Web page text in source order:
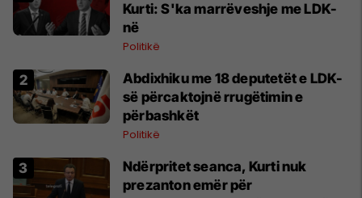
Kurti: S'ka marrëveshje me LDK-
në
Politikë
Abdixhiku me 18 deputetët e LDK-
së përcaktojnë rrugëtimin e
përbashkët
Politikë
Ndërpritet seanca, Kurti nuk
prezanton emër për